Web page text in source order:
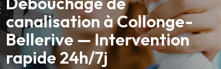
canalisation à Collonge-
Bellerive — Intervention
rapide 24h/7j